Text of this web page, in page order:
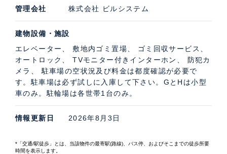
管理会社 株式会社 ビルシステム
建物設備・施設
エレベーター、 敷地内ゴミ置場、 ゴミ回収サービス、
オートロック、 TVモニター付きインターホン、 防犯カ
メラ、 駐車場の空状況及び料金は都度確認が必要で
す。駐車場は必ず試しに入庫して下さい。GとHは小型
車のみ。駐輪場は各世帯1台のみ。
情報更新日 2026年8月3日
*「交通/駅徒歩」とは、当該物件の最寄駅(路線)、バス停、およびそこまでの徒歩所要
時間を表示します。